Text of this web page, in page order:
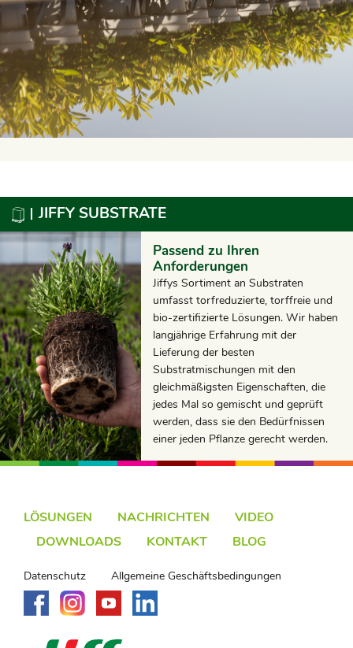
JIFFY SUBSTRATE
Passend zu Ihren
Anforderungen
Jiffys Sortiment an Substraten
umfasst torfreduzierte, torffreie und
bio-zertifizierte Lösungen. Wir haben
langjährige Erfahrung mit der
Lieferung der besten
Substratmischungen mit den
gleichmäßigsten Eigenschaften, die
jedes Mal so gemischt und geprüft
werden, dass sie den Bedürfnissen
einer jeden Pflanze gerecht werden.
LÖSUNGEN NACHRICHTEN
VIDEO
DOWNLOADS
KONTAKT BLOG
Datenschutz Allgemeine Geschäftsbedingungen